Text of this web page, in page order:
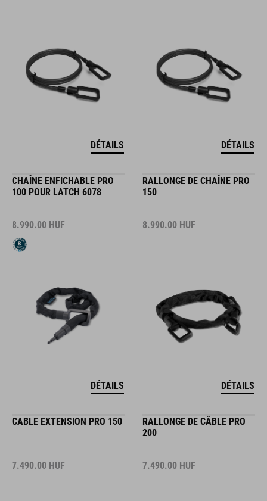
DÉTAILS DÉTAILS
CHAÎNE ENFICHABLE PRO
100 POUR LATCH 6078
8.990.00 HUF
DÉTAILS
RALLONGE DE CHAÎNE PRO
150
8.990.00 HUF
DÉTAILS
CABLE EXTENSION PRO 150
7.490.00 HUF
RALLONGE DE CÂBLE PRO
200
7.490.00 HUF